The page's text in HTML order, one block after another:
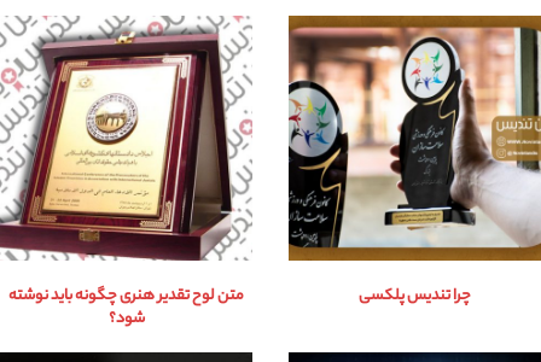
چرا تندیس پلکسی
متن لوح تقدیر هنری چگونه باید نوشته
شود؟